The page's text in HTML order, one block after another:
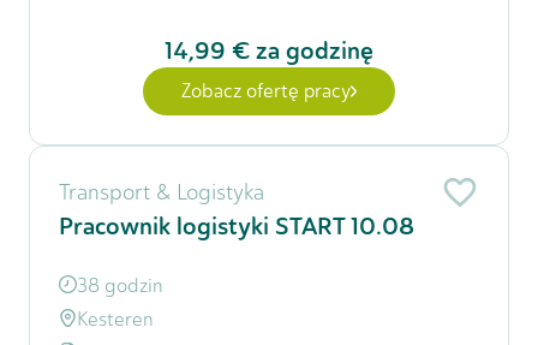
14,99 €za godzinę
Zobacz ofertę pracy
Transport & Logistyka
Pracownik logistyki START 10.08
38 godzin
Kesteren